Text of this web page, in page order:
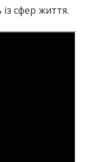
сфер життя.